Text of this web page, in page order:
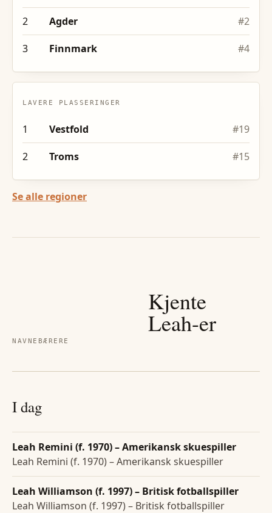
2 Agder #2
3 Finnmark #4
LAVERE PLASSERINGER
1 Vestfold #19
2 Troms #15
Se alle regioner
NAVNEBÆRERE
Kjente
Leah-er
I dag
Leah Remini (f. 1970) – Amerikansk skuespiller
Leah Remini (f. 1970) – Amerikansk skuespiller
Leah Williamson (f. 1997) – Britisk fotballspiller
Leah Williamson (f. 1997) – Britisk fotballspiller